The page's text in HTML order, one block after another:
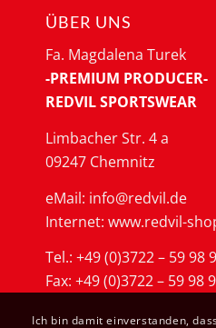
ÜBER UNS
Fa. Magdalena Turek
-PREMIUM PRODUCER-
REDVIL SPORTSWEAR
Limbacher Str. 4 a
09247 Chemnitz
eMail: info@redvil.de
Internet: www.redvil-
Tel.: +49 (0)3722 – 59 98
Fax: +49 (0)3722 – 59 98
Ich bin damit einverstanden,